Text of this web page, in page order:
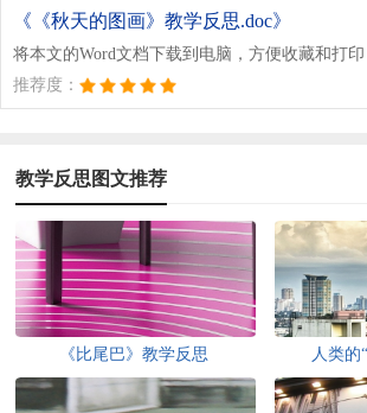
《《秋天的图画》教学反思.doc》
将本文的Word文档下载到电脑，方便收藏和打印
推荐度：
教学反思图文推荐
《比尾巴》教学反思 人类的